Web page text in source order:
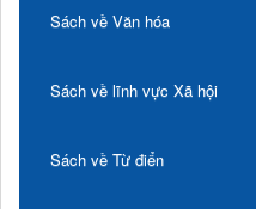
Sách về Văn hóa
Sách về lĩnh vực Xã hội
Sách về Từ điển